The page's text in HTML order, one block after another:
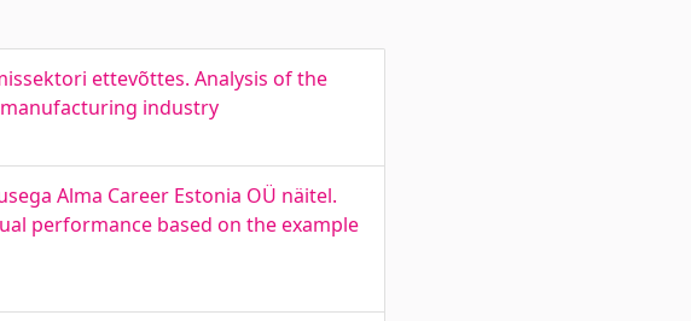
ettevõttes. Analysis of the
industry
Alma Career Estonia OÜ näitel.
performance based on the example